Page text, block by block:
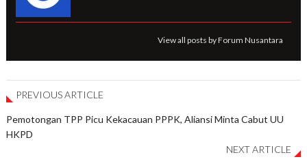
View all posts by Forum Nusantara
PREVIOUS ARTICLE
Pemotongan TPP Picu Kekacauan PPPK, Aliansi Minta Cabut UU
HKPD
NEXT ARTICLE